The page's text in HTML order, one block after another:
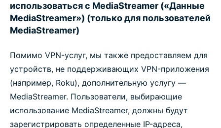
использоваться с MediaStreamer («Данные
MediaStreamer») (только для пользователей
MediaStreamer)
Помимо VPN-услуг, мы также предоставляем для
устройств, не поддерживающих VPN-приложения
(например, Roku), дополнительную услугу —
MediaStreamer. Пользователи, выбирающие
использование MediaStreamer, должны будут
зарегистрировать определенные IP-адреса,